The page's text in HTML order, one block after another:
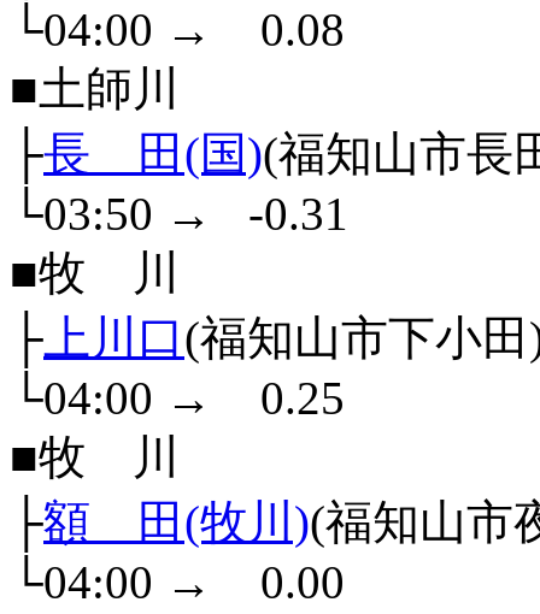
└04:00 →
0.08
■土師川
├長 田(国)(福知山市長
└03:50 →
-0.31
■牧 川
├ 上川口(福知山市下小田
└04:00 →
0.25
■牧 川
├額 田(牧川)(福知山市
└04:00 →
0.00